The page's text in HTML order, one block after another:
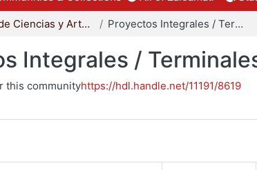
División de Ciencias y Artes para el Diseño Proyectos Integrales / Terminales - Licenciatura
Integrales /
this communityhttps://hdl.handle.net/11191/8619